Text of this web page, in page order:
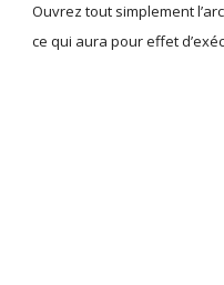
Ouvrez tout simplement
ce qui aura pour effet